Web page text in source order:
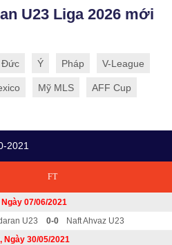
U23 Liga 2026 mới
Đức Ý Pháp V-League
Mỹ MLS AFF Cup
2021
FT
07/06/2021
U23 0-0
Naft Ahvaz U23
Ngày 30/05/2021